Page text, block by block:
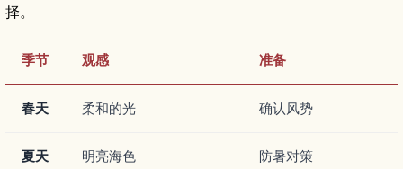
择。
季节 观感 准备
春天 柔和的光 确认风势
夏天 明亮海色 防暑对策